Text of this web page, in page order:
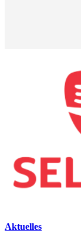
Aktuelles